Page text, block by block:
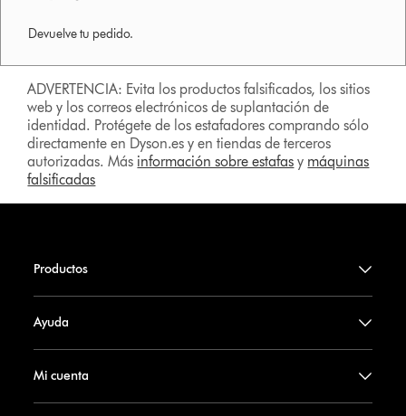
Devuelve tu pedido.
ADVERTENCIA: Evita los productos falsificados, los sitios
web y los correos electrónicos de suplantación de
identidad. Protégete de los estafadores comprando sólo
directamente en Dyson.es y en tiendas de terceros
autorizadas. Más información sobre estafas y máquinas
falsificadas
Productos
Ayuda
Mi cuenta